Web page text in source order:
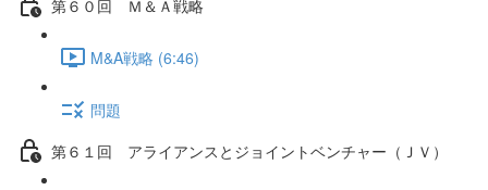
第６０回 Ｍ＆Ａ戦略
M&A戦略 (6:46)
問題
第６１回 アライアンスとジョイントベンチャー（ＪＶ）